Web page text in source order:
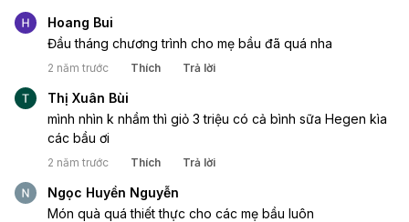
Hoang Bui
Đầu tháng chương trình cho mẹ bầu đã quá nha
2 năm trước Thích Trả lời
Thị Xuân Bùi
mình nhìn k nhầm thì giỏ 3 triệu có cả bình sữa Hegen kìa
các bầu ơi
2 năm trước Thích Trả lời
Ngọc Huyền Nguyễn
Món quà quá thiết thực cho các mẹ bầu luôn